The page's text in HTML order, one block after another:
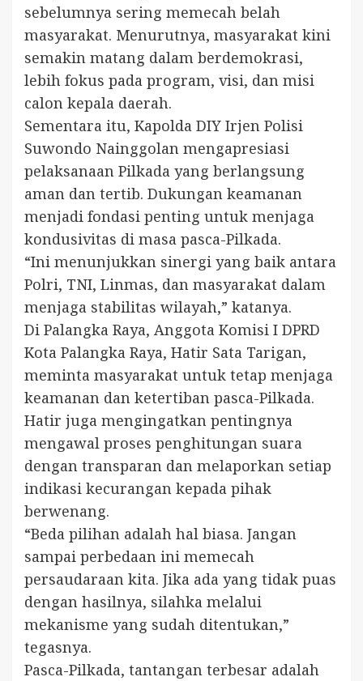
sebelumnya sering memecah belah
masyarakat. Menurutnya, masyarakat kini
semakin matang dalam berdemokrasi,
lebih fokus pada program, visi, dan misi
calon kepala daerah.
Sementara itu, Kapolda DIY Irjen Polisi
Suwondo Nainggolan mengapresiasi
pelaksanaan Pilkada yang berlangsung
aman dan tertib. Dukungan keamanan
menjadi fondasi penting untuk menjaga
kondusivitas di masa pasca-Pilkada.
“Ini menunjukkan sinergi yang baik antara
Polri, TNI, Linmas, dan masyarakat dalam
menjaga stabilitas wilayah,” katanya.
Di Palangka Raya, Anggota Komisi I DPRD
Kota Palangka Raya, Hatir Sata Tarigan,
meminta masyarakat untuk tetap menjaga
keamanan dan ketertiban pasca-Pilkada.
Hatir juga mengingatkan pentingnya
mengawal proses penghitungan suara
dengan transparan dan melaporkan setiap
indikasi kecurangan kepada pihak
berwenang.
“Beda pilihan adalah hal biasa. Jangan
sampai perbedaan ini memecah
persaudaraan kita. Jika ada yang tidak puas
dengan hasilnya, silahka melalui
mekanisme yang sudah ditentukan,”
tegasnya.
Pasca-Pilkada, tantangan terbesar adalah